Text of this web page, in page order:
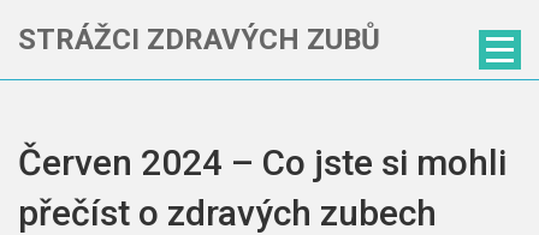
STRÁŽCI ZDRAVÝCH ZUBŮ
Červen 2024 – Co jste si mohli
přečíst o zdravých zubech